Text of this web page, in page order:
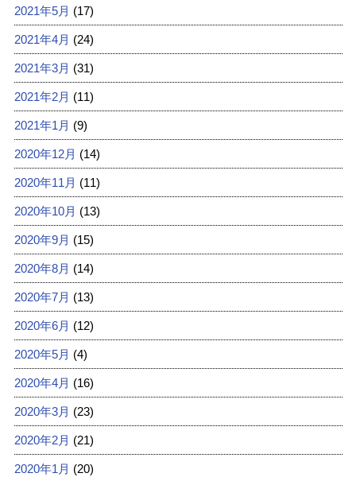
2021年5月 (17)
2021年4月 (24)
2021年3月 (31)
2021年2月 (11)
2021年1月 (9)
2020年12月 (14)
2020年11月 (11)
2020年10月 (13)
2020年9月 (15)
2020年8月 (14)
2020年7月 (13)
2020年6月 (12)
2020年5月 (4)
2020年4月 (16)
2020年3月 (23)
2020年2月 (21)
2020年1月 (20)